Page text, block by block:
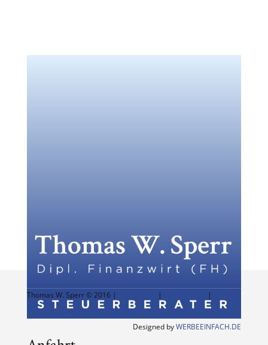
Thomas W. Sperr © 2016 | | |
Designed byWERBEEINFACH.DE